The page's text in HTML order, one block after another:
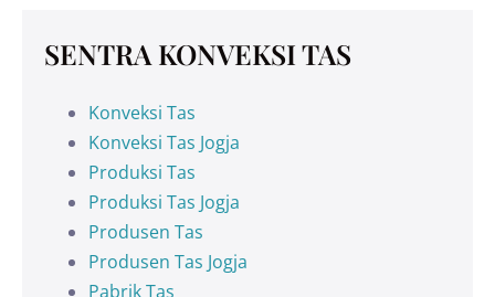
SENTRA KONVEKSI TAS
Konveksi Tas
Konveksi Tas Jogja
Produksi Tas
Produksi Tas Jogja
Produsen Tas
Produsen Tas Jogja
Pabrik Tas